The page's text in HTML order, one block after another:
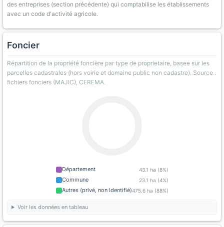
des entreprises (section précédente) qui comptabilise les établissements
avec un code d'activité agricole.
Foncier
Répartition de la propriété foncière par type de proprietaire, basee sur les
parcelles cadastrales (hors voirie et domaine public non cadastre). Source :
fichiers fonciers (MAJIC), CEREMA.
Département 43.1 ha (8%)
Commune 23.1 ha (4%)
Autres (privé, non identifié)475.6 ha (88%)
Voir les données en tableau